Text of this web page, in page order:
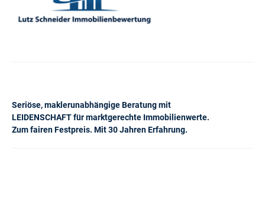
Seriöse, maklerunabhängige Beratung mit
LEIDENSCHAFT für marktgerechte Immobilienwerte.
Zum fairen Festpreis. Mit 30 Jahren Erfahrung.